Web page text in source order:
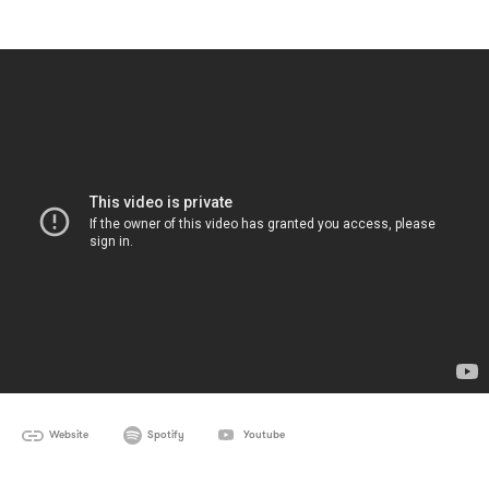
Website Spotify Youtube